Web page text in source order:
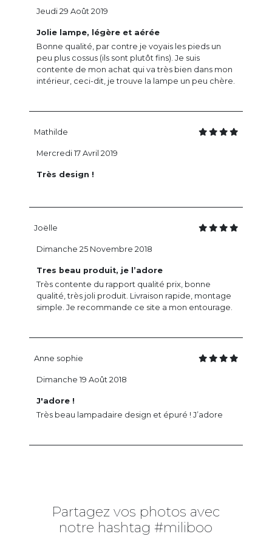
Jolie lampe, légère et aérée
Bonne qualité, par contre je voyais les pieds un
peu plus cossus (ils sont plutôt fins). Je suis
contente de mon achat qui va très bien dans mon
intérieur, ceci-dit, je trouve la lampe un peu chère.
Jeudi 29 Août 2019
Mathilde
Très design !
Mercredi 17 Avril 2019
Joëlle
Tres beau produit, je l’adore
Très contente du rapport qualité prix, bonne
qualité, très joli produit. Livraison rapide, montage
simple. Je recommande ce site a mon entourage.
Dimanche 25 Novembre 2018
Anne sophie
J'adore !
Très beau lampadaire design et épuré ! J’adore
Dimanche 19 Août 2018
Partagez vos photos avec
notre hashtag #miliboo